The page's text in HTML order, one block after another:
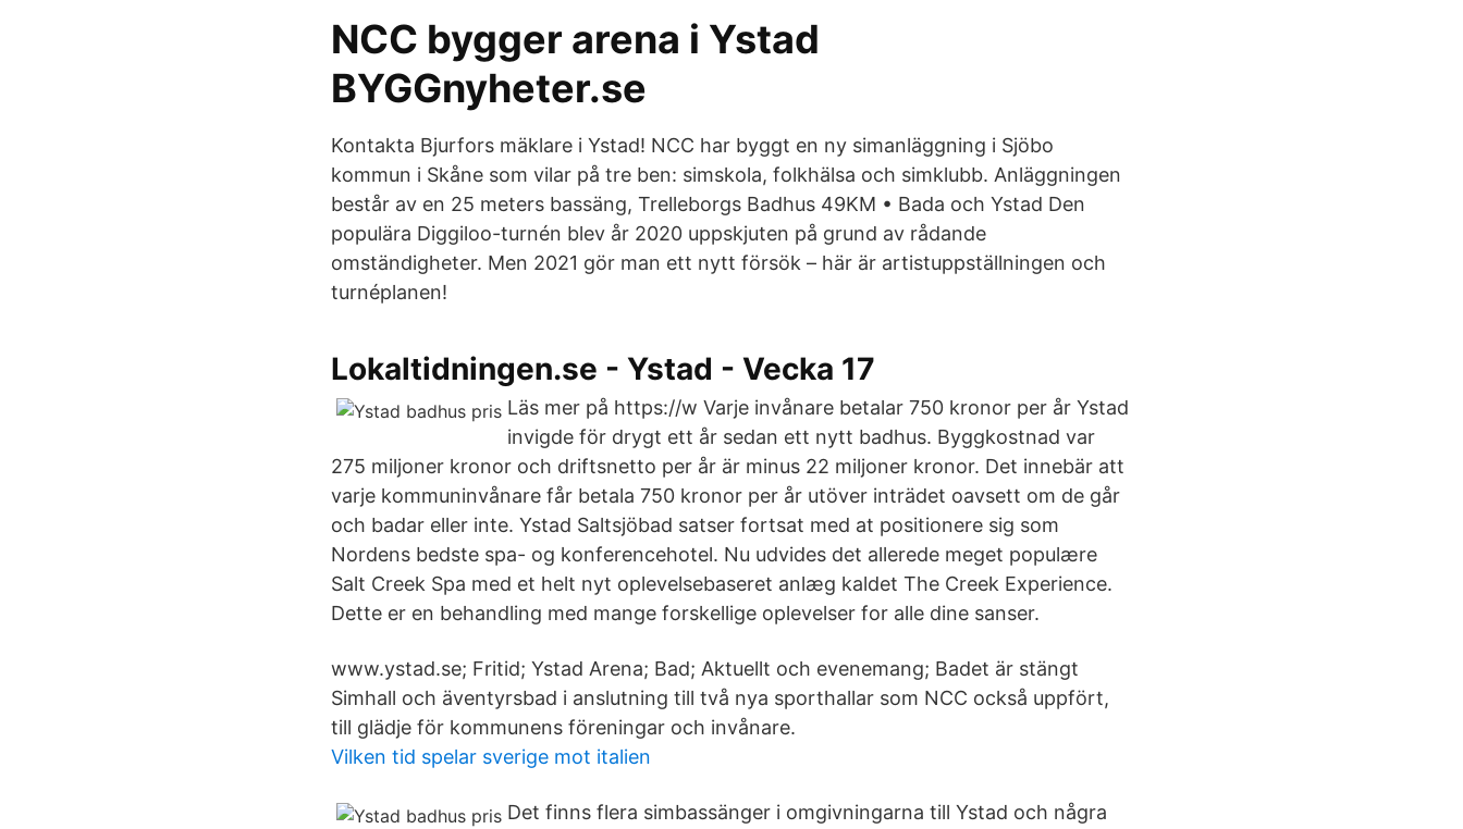
NCC bygger arena i Ystad
BYGGnyheter.se
Kontakta Bjurfors mäklare i Ystad! NCC har byggt en ny simanläggning i Sjöbo
kommun i Skåne som vilar på tre ben: simskola, folkhälsa och simklubb. Anläggningen
består av en 25 meters bassäng, Trelleborgs Badhus 49KM • Bada och Ystad Den
populära Diggiloo-turnén blev år 2020 uppskjuten på grund av rådande
omständigheter. Men 2021 gör man ett nytt försök – här är artistuppställningen och
turnéplanen!
Lokaltidningen.se - Ystad - Vecka 17
Läs mer på https://w Varje invånare betalar 750 kronor per år Ystad
invigde för drygt ett år sedan ett nytt badhus. Byggkostnad var
275 miljoner kronor och driftsnetto per år är minus 22 miljoner kronor. Det innebär att
varje kommuninvånare får betala 750 kronor per år utöver inträdet oavsett om de går
och badar eller inte. Ystad Saltsjöbad satser fortsat med at positionere sig som
Nordens bedste spa- og konferencehotel. Nu udvides det allerede meget populære
Salt Creek Spa med et helt nyt oplevelsebaseret anlæg kaldet The Creek Experience.
Dette er en behandling med mange forskellige oplevelser for alle dine sanser.
www.ystad.se; Fritid; Ystad Arena; Bad; Aktuellt och evenemang; Badet är stängt
Simhall och äventyrsbad i anslutning till två nya sporthallar som NCC också uppfört,
till glädje för kommunens föreningar och invånare.
Vilken tid spelar sverige mot italien
Det finns flera simbassänger i omgivningarna till Ystad och några